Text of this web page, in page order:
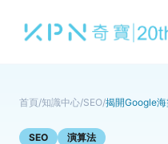
首頁/知識中心/SEO/揭開Google
SEO 演算法